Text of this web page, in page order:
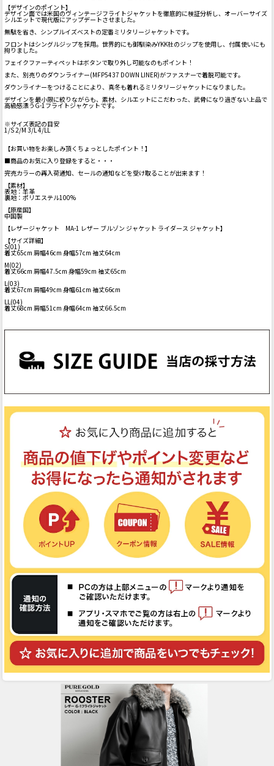
【デザインのポイント】
デザイン面では米国のヴィンテージフライトジャケットを徹底的に検証分析し、オーバーサイズ
シルエットで現代版にアップデートさせました。
無駄を省き、シンプルイズベストの定番ミリタリージャケットです。
フロントはシングルジップを採用。世界的にも御馴染みYKK社のジップを使用し、付属使いにも
拘りました。
フェイクファーティペットはボタンで取り外し可能なのもポイント！
また、別売りのダウンライナー(MFP5437 DOWN LINER)がファスナーで着脱可能です。
ダウンライナーをつけることにより、真冬も着れるミリタリージャケットになりました。
デザインを最小限に絞りながらも、素材、シルエットにこだわった、武骨になり過ぎない上品で
高級感漂うG-1フライトジャケットです。
※サイズ表記の目安
1/S 2/M 3/L 4/LL
【お買い物をお楽しみ頂くちょっとしたポイント！】
■商品のお気に入り登録をすると・・・
完売カラーの再入荷通知、セールの通知などを受け取ることが出来ます！
【素材】
表地：羊革
裏地：ポリエステル100%
【原産国】
中国製
【レザージャケット MA-1 レザー ブルゾン ジャケット ライダース ジャケット】
【サイズ詳細】
S(01)
着丈65cm 肩幅46cm 身幅57cm 袖丈64cm
M(02)
着丈66cm 肩幅47.5cm 身幅59cm 袖丈65cm
L(03)
着丈67cm 肩幅49cm 身幅61cm 袖丈66cm
LL(04)
着丈68cm 肩幅51cm 身幅64cm 袖丈66.5cm